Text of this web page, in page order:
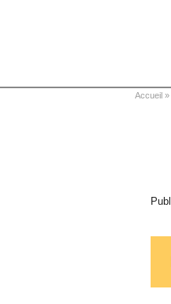
Vous
Accueil »